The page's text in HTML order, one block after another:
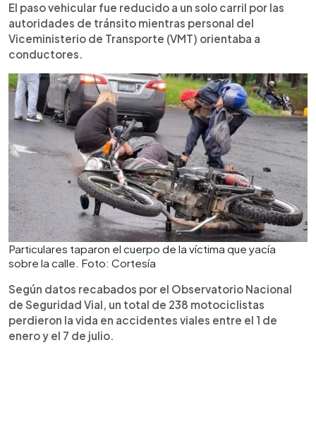
El paso vehicular fue reducido a un solo carril por las
autoridades de tránsito mientras personal del
Viceministerio de Transporte (VMT) orientaba a
conductores.
Particulares taparon el cuerpo de la víctima que yacía
sobre la calle. Foto: Cortesía
Según datos recabados por el Observatorio Nacional
de Seguridad Vial, un total de 238 motociclistas
perdieron la vida en accidentes viales entre el 1 de
enero y el 7 de julio.